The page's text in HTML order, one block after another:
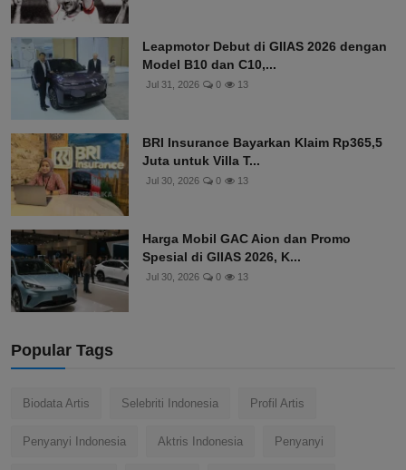
Leapmotor Debut di GIIAS 2026 dengan
Model B10 dan C10,...
Jul 31, 2026 0 13
BRI Insurance Bayarkan Klaim Rp365,5
Juta untuk Villa T...
Jul 30, 2026 0 13
Harga Mobil GAC Aion dan Promo
Spesial di GIIAS 2026, K...
Jul 30, 2026 0 13
Popular Tags
Biodata Artis Selebriti Indonesia Profil Artis
Penyanyi Indonesia Aktris Indonesia Penyanyi